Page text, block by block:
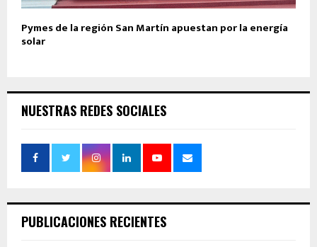
Pymes de la región San Martín apuestan por la energía
solar
NUESTRAS REDES SOCIALES
PUBLICACIONES RECIENTES